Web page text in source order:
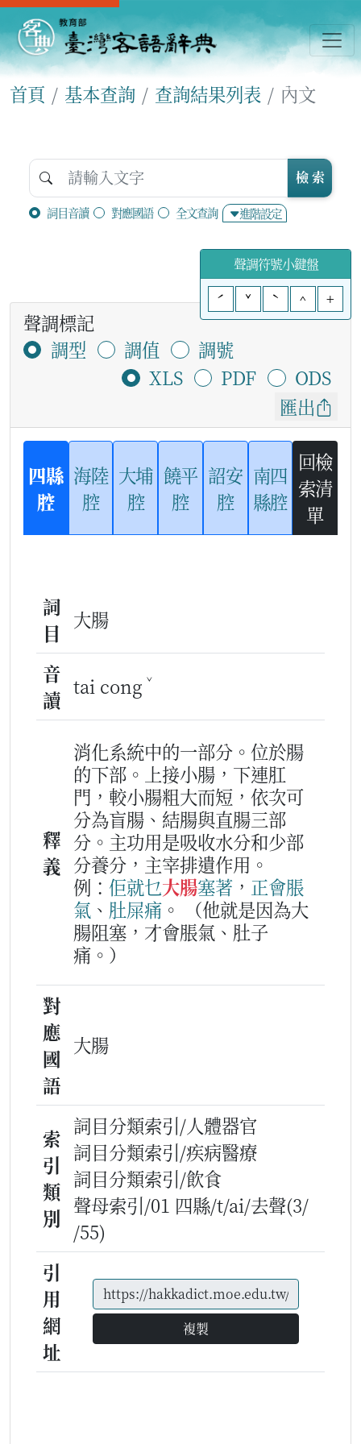
首頁 基本查詢 查詢結果列表 內文
詞目音讀 對應國語 全文查詢 進階設定
檢 索
聲調符號小鍵盤
ˊ
ˇ ˋ ^ +
聲調標記
調型
調值
調號
XLS
PDF
ODS
匯出
四縣
腔
海陸
腔
大埔
腔
饒平
腔
詔安
腔
南四
縣腔
回檢
索清
單
詞
目
大腸
音
讀
tai cong ˇ
釋
義
消化系統中的一部分。位於腸
的下部。上接小腸，下連肛
門，較小腸粗大而短，依次可
分為盲腸、結腸與直腸三部
分。主功用是吸收水分和少部
分養分，主宰排遺作用。
例： 佢就乜大腸塞著 ， 正會脹
氣 、 肚屎痛 。
（他就是因為大
腸阻塞，才會脹氣、肚子
痛。）
對
應
國
語
大腸
索
引
類
別
詞目分類索引/人體器官
詞目分類索引/疾病醫療
詞目分類索引/飲食
聲母索引/01 四縣/t/ai/去聲(3/
/55)
引
用
網
址
複製